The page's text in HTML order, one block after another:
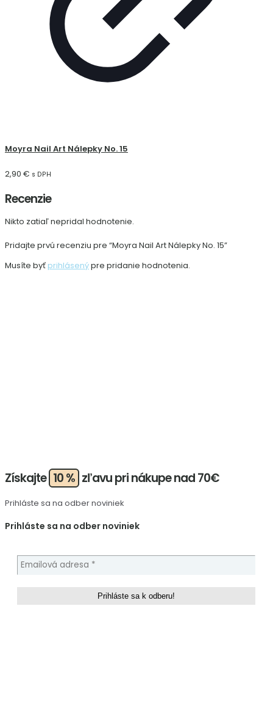
Moyra Nail Art Nálepky No. 15
2,90 € s DPH
Recenzie
Nikto zatiaľ nepridal hodnotenie.
Pridajte prvú recenziu pre “Moyra Nail Art Nálepky No. 15”
Musíte byť prihlásenýpre pridanie hodnotenia.
Získajte 10 % zľavu pri nákupe nad 70€
Prihláste sa na odber noviniek
Prihláste sa na odber noviniek